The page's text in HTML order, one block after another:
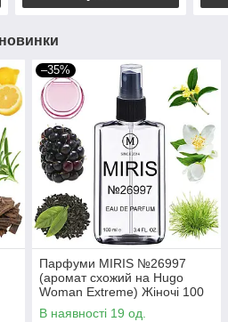
–35%
Парфуми MIRIS №26997
(аромат схожий на Hugo
Woman Extreme) Жіночі 100
ml
В наявності 19 од.